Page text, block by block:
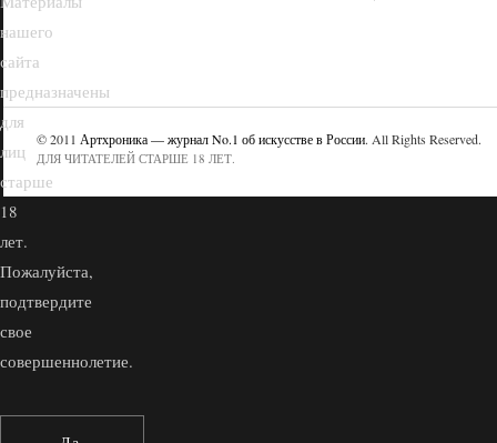
© 2011 Артхроника — журнал No.1 об искусстве в России. All Rights Reserved.
ДЛЯ ЧИТАТЕЛЕЙ СТАРШЕ 18 ЛЕТ.
нашего
сайта
предназначены
для
лиц
старше
18
лет.
Пожалуйста,
подтвердите
свое
совершеннолетие.